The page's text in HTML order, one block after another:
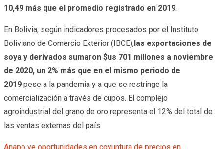
10,49 más que el promedio registrado en 2019.
En Bolivia, según indicadores procesados por el Instituto
Boliviano de Comercio Exterior (IBCE),las exportaciones de
soya y derivados sumaron $us 701 millones a noviembre
de 2020, un 2% más que en el mismo periodo de
2019 pese a la pandemia y a que se restringe la
comercialización a través de cupos. El complejo
agroindustrial del grano de oro representa el 12% del total de
las ventas externas del país.
Anapo ve oportunidades en coyuntura de precios en